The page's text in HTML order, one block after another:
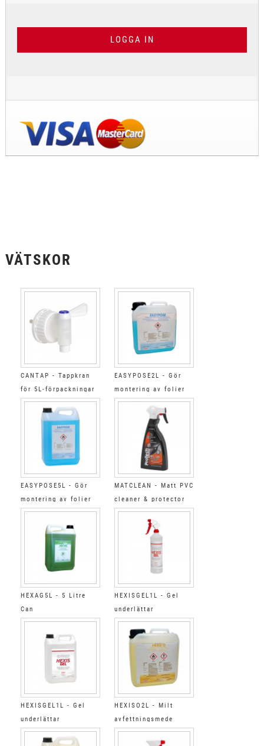
LOGGA IN
VÄTSKOR
CANTAP - Tappkran
för 5L-förpackningar
EASYPOSE2L - Gör
montering av folier
2L
EASYPOSE5L - Gör
montering av folier
5L
MATCLEAN - Matt PVC
cleaner & protector
HEXAG5L - 5 Litre
Can
HEXISGEL1L - Gel
underlättar
appliceringen
HEXISGEL1L - Gel
underlättar
appliceringen
HEXISO2L - Milt
avfettningsmede